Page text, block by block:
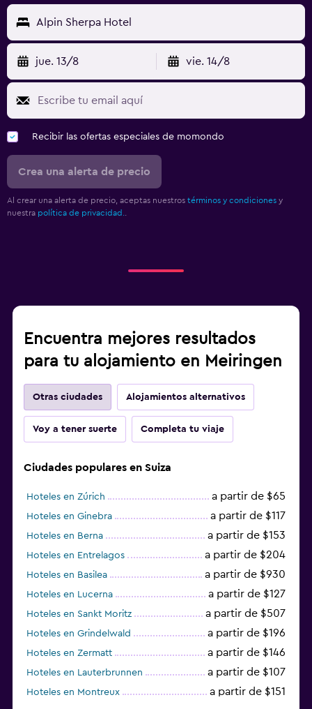
Alpin Sherpa Hotel
jue. 13/8 vie. 14/8
Recibir las ofertas especiales de momondo
Crea una alerta de precio
Al crear una alerta de precio, aceptas nuestros términos y condiciones y
nuestra política de privacidad.
Encuentra mejores resultados
para tu alojamiento en Meiringen
Otras ciudades Alojamientos alternativos
Voy a tener suerte Completa tu viaje
Ciudades populares en Suiza
Hoteles en Zúrich a partir de $65
Hoteles en Ginebra a partir de $117
Hoteles en Berna a partir de $153
Hoteles en Entrelagos a partir de $204
Hoteles en Basilea a partir de $930
Hoteles en Lucerna a partir de $127
Hoteles en Sankt Moritz a partir de $507
Hoteles en Grindelwald a partir de $196
Hoteles en Zermatt a partir de $146
Hoteles en Lauterbrunnen a partir de $107
Hoteles en Montreux a partir de $151